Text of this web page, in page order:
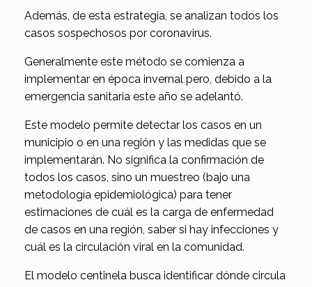
Además, de esta estrategia, se analizan todos los
casos sospechosos por coronavirus.
Generalmente este método se comienza a
implementar en época invernal pero, debido a la
emergencia sanitaria este año se adelantó.
Este modelo permite detectar los casos en un
municipio o en una región y las medidas que se
implementarán. No significa la confirmación de
todos los casos, sino un muestreo (bajo una
metodología epidemiológica) para tener
estimaciones de cuál es la carga de enfermedad
de casos en una región, saber si hay infecciones y
cuál es la circulación viral en la comunidad.
El modelo centinela busca identificar dónde circula